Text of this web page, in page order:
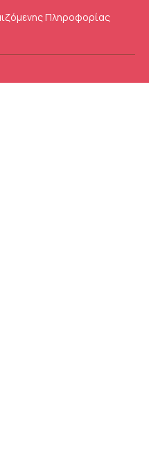
Πληροφορίας